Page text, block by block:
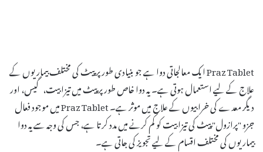
Praz Tablet ایک معالجاتی دوا ہے جو بنیادی طور پر پیٹ کی مختلف بیماریوں کے
علاج کے لیے استعمال ہوتی ہے۔ یہ دوا خاص طور پر پیٹ میں تیزابیت، گیس، اور
دیگر معدے کی خرابیوں کے علاج میں موثر ہے۔ Praz Tablet میں موجود فعال
جزو "پرازول" پیٹ کی تیزابیت کو کم کرنے میں مدد کرتا ہے، جس کی وجہ سے یہ دوا
بیماریوں کی مختلف اقسام کے لیے تجویز کی جاتی ہے۔